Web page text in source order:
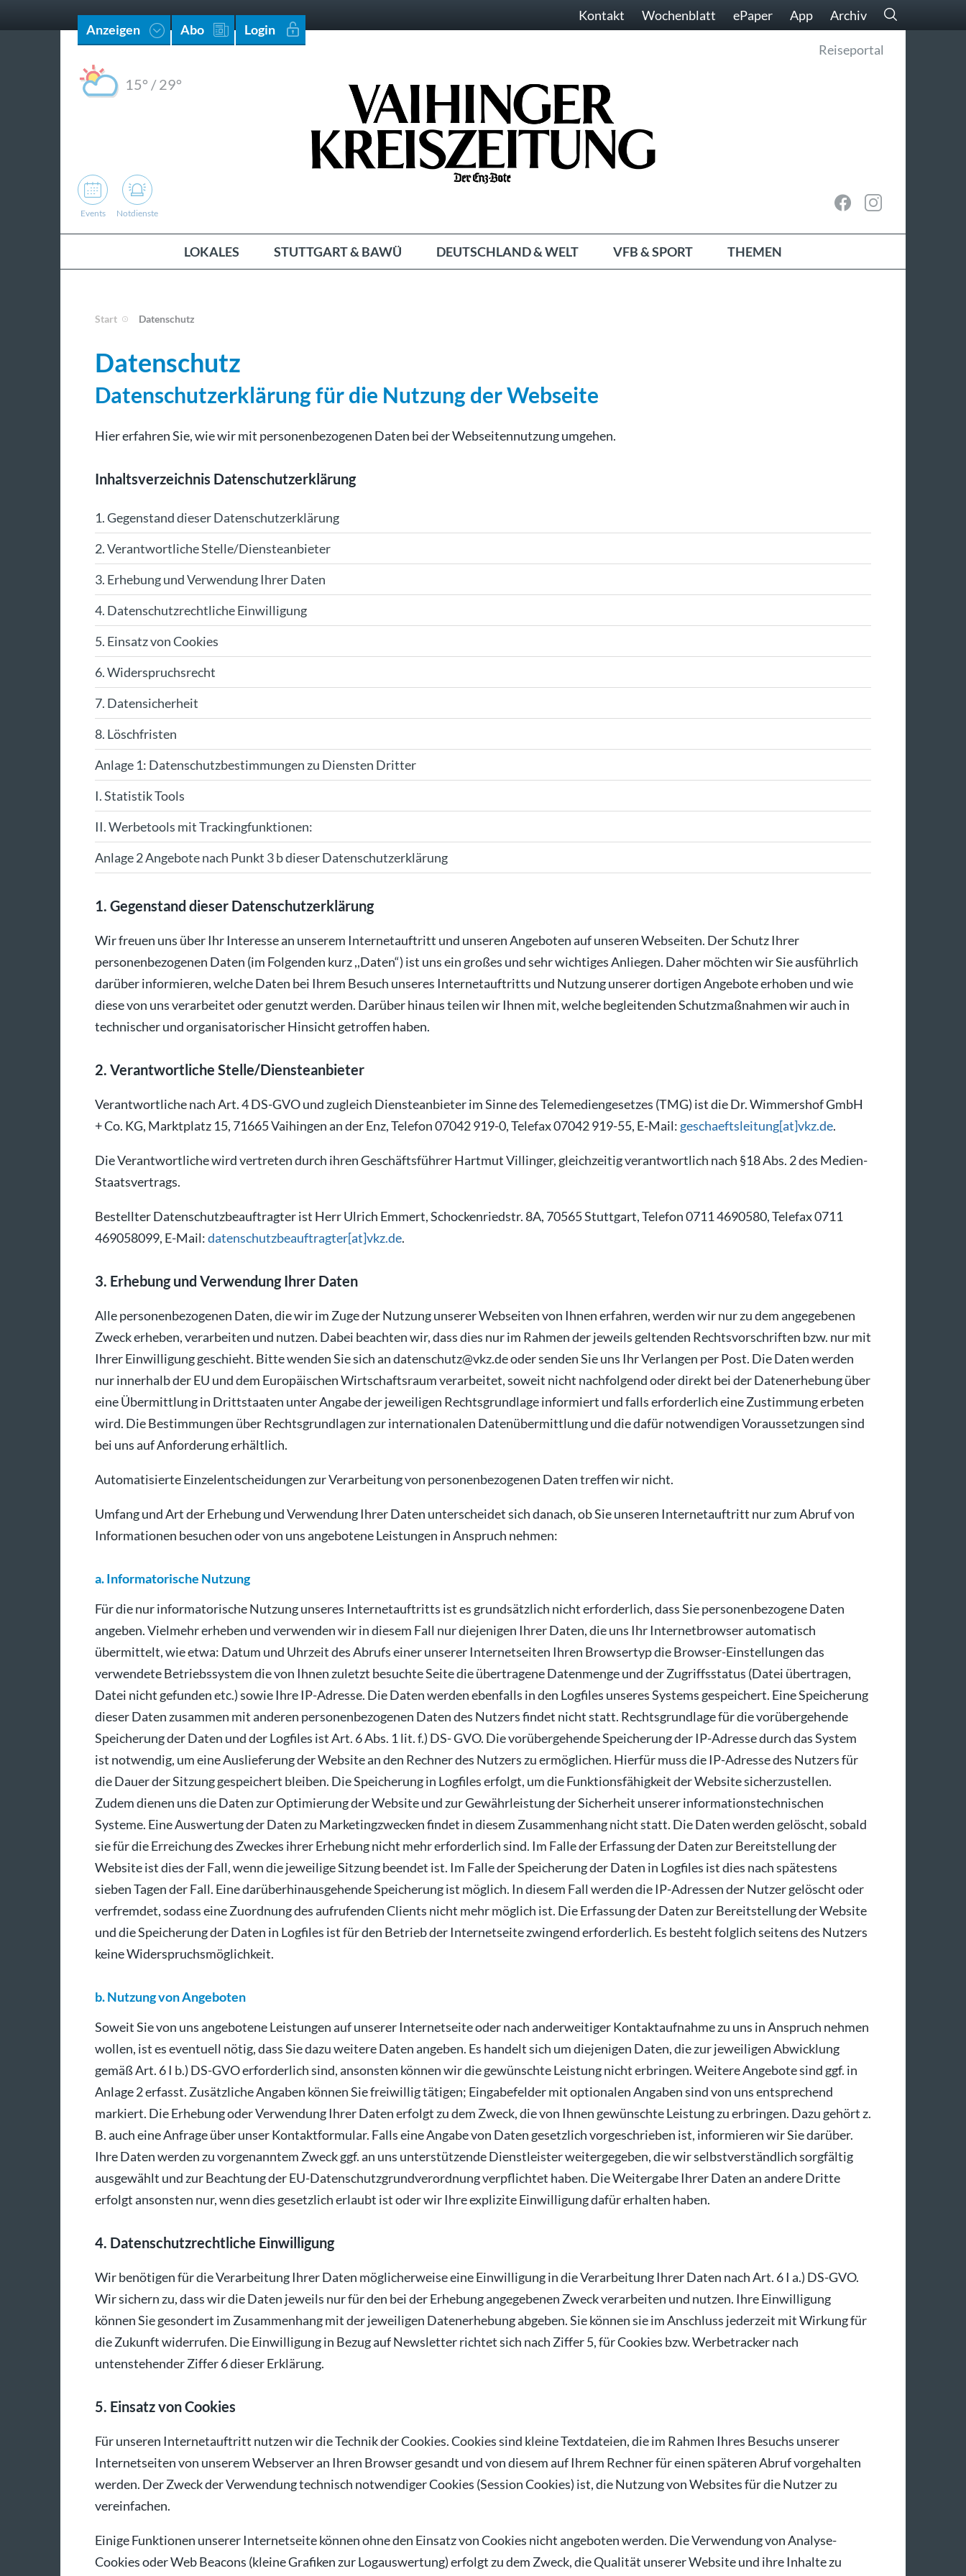
Anzeigen Abo Login
Kontakt Wochenblatt ePaper App Archiv
15° /29°
Reiseportal
Events Notdienste
LOKALES STUTTGART & BAWÜ DEUTSCHLAND & WELT VFB & SPORT THEMEN
Start Datenschutz
Datenschutz
Datenschutzerklärung für die Nutzung der Webseite
Hier erfahren Sie, wie wir mit personenbezogenen Daten bei der Webseitennutzung umgehen.
Inhaltsverzeichnis Datenschutzerklärung
1. Gegenstand dieser Datenschutzerklärung
2. Verantwortliche Stelle/Diensteanbieter
3. Erhebung und Verwendung Ihrer Daten
4. Datenschutzrechtliche Einwilligung
5. Einsatz von Cookies
6. Widerspruchsrecht
7. Datensicherheit
8. Löschfristen
Anlage 1: Datenschutzbestimmungen zu Diensten Dritter
I. Statistik Tools
II. Werbetools mit Trackingfunktionen:
Anlage 2 Angebote nach Punkt 3 b dieser Datenschutzerklärung
1. Gegenstand dieser Datenschutzerklärung
Wir freuen uns über Ihr Interesse an unserem Internetauftritt und unseren Angeboten auf unseren Webseiten. Der Schutz Ihrer
personenbezogenen Daten (im Folgenden kurz ,,Daten“) ist uns ein großes und sehr wichtiges Anliegen. Daher möchten wir Sie ausführlich
darüber informieren, welche Daten bei Ihrem Besuch unseres Internetauftritts und Nutzung unserer dortigen Angebote erhoben und wie
diese von uns verarbeitet oder genutzt werden. Darüber hinaus teilen wir Ihnen mit, welche begleitenden Schutzmaßnahmen wir auch in
technischer und organisatorischer Hinsicht getroffen haben.
2. Verantwortliche Stelle/Diensteanbieter
Verantwortliche nach Art. 4 DS-GVO und zugleich Diensteanbieter im Sinne des Telemediengesetzes (TMG) ist die Dr. Wimmershof GmbH
+ Co. KG, Marktplatz 15, 71665 Vaihingen an der Enz, Telefon 07042 919-0, Telefax 07042 919-55, E-Mail: geschaeftsleitung[at]vkz.de.
Die Verantwortliche wird vertreten durch ihren Geschäftsführer Hartmut Villinger, gleichzeitig verantwortlich nach §18 Abs. 2 des Medien-
Staatsvertrags.
Bestellter Datenschutzbeauftragter ist Herr Ulrich Emmert, Schockenriedstr. 8A, 70565 Stuttgart, Telefon 0711 4690580, Telefax 0711
469058099, E-Mail:datenschutzbeauftragter[at]vkz.de.
3. Erhebung und Verwendung Ihrer Daten
Alle personenbezogenen Daten, die wir im Zuge der Nutzung unserer Webseiten von Ihnen erfahren, werden wir nur zu dem angegebenen
Zweck erheben, verarbeiten und nutzen. Dabei beachten wir, dass dies nur im Rahmen der jeweils geltenden Rechtsvorschriften bzw. nur mit
Ihrer Einwilligung geschieht. Bitte wenden Sie sich an datenschutz@vkz.de oder senden Sie uns Ihr Verlangen per Post. Die Daten werden
nur innerhalb der EU und dem Europäischen Wirtschaftsraum verarbeitet, soweit nicht nachfolgend oder direkt bei der Datenerhebung über
eine Übermittlung in Drittstaaten unter Angabe der jeweiligen Rechtsgrundlage informiert und falls erforderlich eine Zustimmung erbeten
wird. Die Bestimmungen über Rechtsgrundlagen zur internationalen Datenübermittlung und die dafür notwendigen Voraussetzungen sind
bei uns auf Anforderung erhältlich.
Automatisierte Einzelentscheidungen zur Verarbeitung von personenbezogenen Daten treffen wir nicht.
Umfang und Art der Erhebung und Verwendung Ihrer Daten unterscheidet sich danach, ob Sie unseren Internetauftritt nur zum Abruf von
Informationen besuchen oder von uns angebotene Leistungen in Anspruch nehmen:
a. Informatorische Nutzung
Für die nur informatorische Nutzung unseres Internetauftritts ist es grundsätzlich nicht erforderlich, dass Sie personenbezogene Daten
angeben. Vielmehr erheben und verwenden wir in diesem Fall nur diejenigen Ihrer Daten, die uns Ihr Internetbrowser automatisch
übermittelt, wie etwa: Datum und Uhrzeit des Abrufs einer unserer Internetseiten Ihren Browsertyp die Browser-Einstellungen das
verwendete Betriebssystem die von Ihnen zuletzt besuchte Seite die übertragene Datenmenge und der Zugriffsstatus (Datei übertragen,
Datei nicht gefunden etc.) sowie Ihre IP-Adresse. Die Daten werden ebenfalls in den Logfiles unseres Systems gespeichert. Eine Speicherung
dieser Daten zusammen mit anderen personenbezogenen Daten des Nutzers findet nicht statt. Rechtsgrundlage für die vorübergehende
Speicherung der Daten und der Logfiles ist Art. 6 Abs. 1 lit. f.) DS- GVO. Die vorübergehende Speicherung der IP-Adresse durch das System
ist notwendig, um eine Auslieferung der Website an den Rechner des Nutzers zu ermöglichen. Hierfür muss die IP-Adresse des Nutzers für
die Dauer der Sitzung gespeichert bleiben. Die Speicherung in Logfiles erfolgt, um die Funktionsfähigkeit der Website sicherzustellen.
Zudem dienen uns die Daten zur Optimierung der Website und zur Gewährleistung der Sicherheit unserer informationstechnischen
Systeme. Eine Auswertung der Daten zu Marketingzwecken findet in diesem Zusammenhang nicht statt. Die Daten werden gelöscht, sobald
sie für die Erreichung des Zweckes ihrer Erhebung nicht mehr erforderlich sind. Im Falle der Erfassung der Daten zur Bereitstellung der
Website ist dies der Fall, wenn die jeweilige Sitzung beendet ist. Im Falle der Speicherung der Daten in Logfiles ist dies nach spätestens
sieben Tagen der Fall. Eine darüberhinausgehende Speicherung ist möglich. In diesem Fall werden die IP-Adressen der Nutzer gelöscht oder
verfremdet, sodass eine Zuordnung des aufrufenden Clients nicht mehr möglich ist. Die Erfassung der Daten zur Bereitstellung der Website
und die Speicherung der Daten in Logfiles ist für den Betrieb der Internetseite zwingend erforderlich. Es besteht folglich seitens des Nutzers
keine Widerspruchsmöglichkeit.
b. Nutzung von Angeboten
Soweit Sie von uns angebotene Leistungen auf unserer Internetseite oder nach anderweitiger Kontaktaufnahme zu uns in Anspruch nehmen
wollen, ist es eventuell nötig, dass Sie dazu weitere Daten angeben. Es handelt sich um diejenigen Daten, die zur jeweiligen Abwicklung
gemäß Art. 6 I b.) DS-GVO erforderlich sind, ansonsten können wir die gewünschte Leistung nicht erbringen. Weitere Angebote sind ggf. in
Anlage 2 erfasst. Zusätzliche Angaben können Sie freiwillig tätigen; Eingabefelder mit optionalen Angaben sind von uns entsprechend
markiert. Die Erhebung oder Verwendung Ihrer Daten erfolgt zu dem Zweck, die von Ihnen gewünschte Leistung zu erbringen. Dazu gehört z.
B. auch eine Anfrage über unser Kontaktformular. Falls eine Angabe von Daten gesetzlich vorgeschrieben ist, informieren wir Sie darüber.
Ihre Daten werden zu vorgenanntem Zweck ggf. an uns unterstützende Dienstleister weitergegeben, die wir selbstverständlich sorgfältig
ausgewählt und zur Beachtung der EU-Datenschutzgrundverordnung verpflichtet haben. Die Weitergabe Ihrer Daten an andere Dritte
erfolgt ansonsten nur, wenn dies gesetzlich erlaubt ist oder wir Ihre explizite Einwilligung dafür erhalten haben.
4. Datenschutzrechtliche Einwilligung
Wir benötigen für die Verarbeitung Ihrer Daten möglicherweise eine Einwilligung in die Verarbeitung Ihrer Daten nach Art. 6 I a.) DS-GVO.
Wir sichern zu, dass wir die Daten jeweils nur für den bei der Erhebung angegebenen Zweck verarbeiten und nutzen. Ihre Einwilligung
können Sie gesondert im Zusammenhang mit der jeweiligen Datenerhebung abgeben. Sie können sie im Anschluss jederzeit mit Wirkung für
die Zukunft widerrufen. Die Einwilligung in Bezug auf Newsletter richtet sich nach Ziffer 5, für Cookies bzw. Werbetracker nach
untenstehender Ziffer 6 dieser Erklärung.
5. Einsatz von Cookies
Für unseren Internetauftritt nutzen wir die Technik der Cookies. Cookies sind kleine Textdateien, die im Rahmen Ihres Besuchs unserer
Internetseiten von unserem Webserver an Ihren Browser gesandt und von diesem auf Ihrem Rechner für einen späteren Abruf vorgehalten
werden. Der Zweck der Verwendung technisch notwendiger Cookies (Session Cookies) ist, die Nutzung von Websites für die Nutzer zu
vereinfachen.
Einige Funktionen unserer Internetseite können ohne den Einsatz von Cookies nicht angeboten werden. Die Verwendung von Analyse-
Cookies oder Web Beacons (kleine Grafiken zur Logauswertung) erfolgt zu dem Zweck, die Qualität unserer Website und ihre Inhalte zu